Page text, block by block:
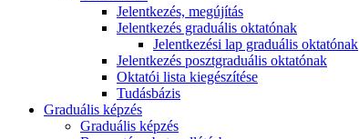
Jelentkezés, megújítás
Jelentkezés graduális oktatónak
Jelentkezési lap graduális oktatónak
Jelentkezés posztgraduális oktatónak
Oktatói lista kiegészítése
Tudásbázis
Graduális képzés
Graduális képzés